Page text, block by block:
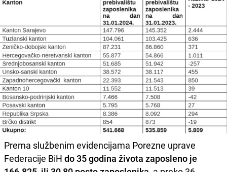
Prema službenim evidencijama Porezne uprave
Federacije BiH do 35 godina života zaposleno je